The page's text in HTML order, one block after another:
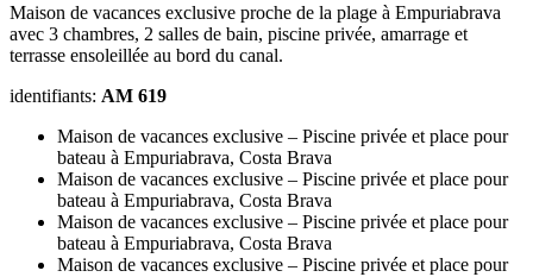
Maison de vacances exclusive proche de la plage à Empuriabrava
avec 3 chambres, 2 salles de bain, piscine privée, amarrage et
terrasse ensoleillée au bord du canal.
identifiants: AM 619
Maison de vacances exclusive – Piscine privée et place pour
bateau à Empuriabrava, Costa Brava
Maison de vacances exclusive – Piscine privée et place pour
bateau à Empuriabrava, Costa Brava
Maison de vacances exclusive – Piscine privée et place pour
bateau à Empuriabrava, Costa Brava
Maison de vacances exclusive – Piscine privée et place pour